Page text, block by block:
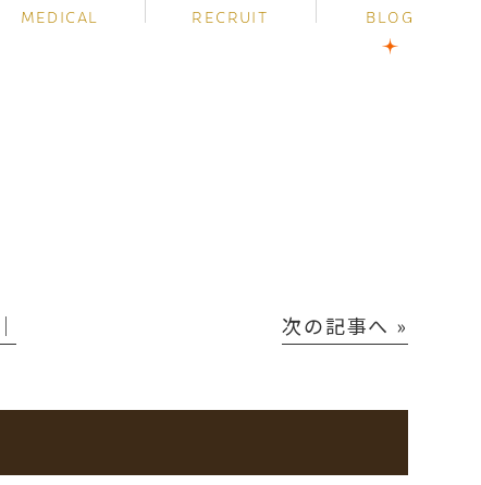
MEDICAL RECRUIT BLOG
次の記事へ »